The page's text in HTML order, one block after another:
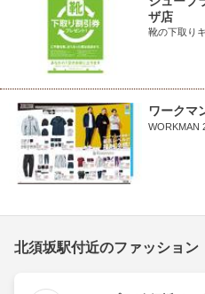
ザ店
靴の下取り
ワークマ
WORKMAN
北須坂駅付近のファッション